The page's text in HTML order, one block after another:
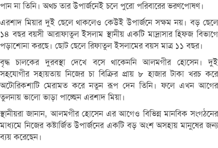
পান না তিনি। অথচ তার উপার্জনেই চলে পুরো পরিবারের ভরণপোষণ।
এরশাদ মিয়ার দুই ছেলে থাকলেও কেউই উপার্জনে সক্ষম নয়। বড় ছেলে
১৪ বছর বয়সী আরাফাতুল ইসলাম স্থানীয় একটি মাদ্রাসার হিফজ বিভাগে
পড়াশোনা করছে। ছোট ছেলে রিফাতুল ইসলামের বয়স মাত্র ১১ বছর।
বৃদ্ধ চালকের দুরবস্থা দেখে বসে থাকেননি আলমগীর হোসেন। দুই
সহযোগীর সহায়তায় নিজের চা বিক্রির প্রায় ৮ হাজার টাকা খরচ করে
অটোরিকশাটি মেরামত করে নতুন রূপ দেন তিনি। ফলে এখন আগের
তুলনায় ভালো ভাড়া পাচ্ছেন এরশাদ মিয়া।
স্থানীয়রা জানান, আলমগীর হোসেন এর আগেও বিভিন্ন মানবিক সংগঠনের
মাধ্যমে নিজের কষ্টার্জিত উপার্জনের একটি বড় অংশ অসহায় মানুষের জন্য
ব্যয় করেছেন।